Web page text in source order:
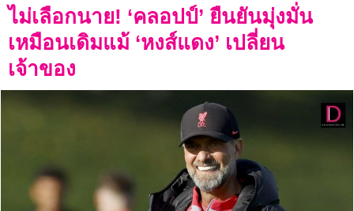
ไม่เลือกนาย! ‘คลอปป์’ ยืนยันมุ่งมั่น
เหมือนเดิมแม้ ‘หงส์แดง’ เปลี่ยน
เจ้าของ